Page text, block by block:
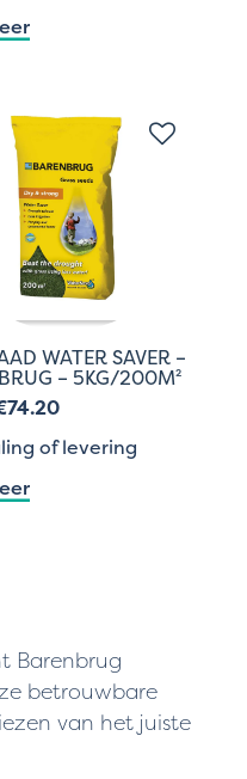
WATER SAVER –
– 5KG/200M²
of levering
Barenbrug
betrouwbare
van het juiste